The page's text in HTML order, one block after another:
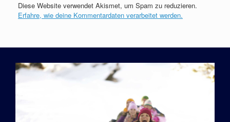
Diese Website verwendet Akismet, um Spam zu reduzieren.
Erfahre, wie deine Kommentardaten verarbeitet werden.